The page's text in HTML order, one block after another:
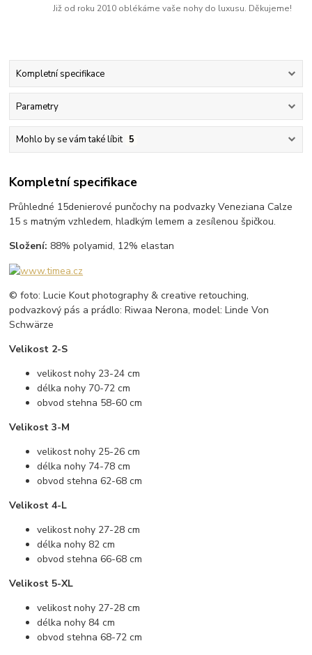
Již od roku 2010 oblékáme vaše nohy do luxusu. Děkujeme!
Kompletní specifikace
Parametry
Mohlo by se vám také líbit 5
Kompletní specifikace
Průhledné 15denierové punčochy na podvazky Veneziana Calze
15 s matným vzhledem, hladkým lemem a zesílenou špičkou.
Složení: 88% polyamid, 12% elastan
© foto: Lucie Kout photography & creative retouching,
podvazkový pás a prádlo: Riwaa Nerona, model: Linde Von
Schwärze
Velikost 2-S
velikost nohy 23-24 cm
délka nohy 70-72 cm
obvod stehna 58-60 cm
Velikost 3-M
velikost nohy 25-26 cm
délka nohy 74-78 cm
obvod stehna 62-68 cm
Velikost 4-L
velikost nohy 27-28 cm
délka nohy 82 cm
obvod stehna 66-68 cm
Velikost 5-XL
velikost nohy 27-28 cm
délka nohy 84 cm
obvod stehna 68-72 cm